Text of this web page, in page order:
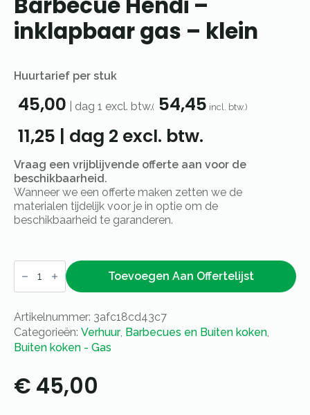
inklapbaar gas – klein
Huurtarief per stuk
45,00 dag 1 excl. btw.( 54,45 incl. btw.)
11,25 | dag 2 excl. btw.
Vraag een vrijblijvende offerte aan voor de
beschikbaarheid.
Wanneer we een offerte maken zetten we de
materialen tijdelijk voor je in optie om de
beschikbaarheid te garanderen.
Barbecue
Hendi
gas
-
klein
aantal
Toevoegen Aan Offertelijst
Artikelnummer: 3afc18cd43c7
Categorieën: Verhuur, Barbecues en Buiten koken,
Buiten koken - Gas
€ 45,00